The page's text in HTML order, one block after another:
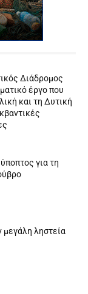
Διάδρομος
έργο που
και τη Δυτική
για τη
μεγάλη ληστεία